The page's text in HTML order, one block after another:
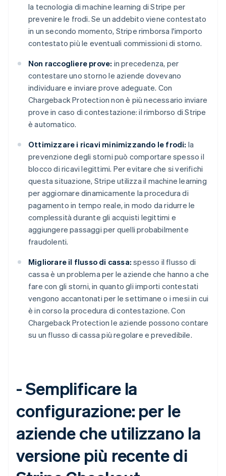
la tecnologia di machine learning di Stripe per
prevenire le frodi. Se un addebito viene contestato
in un secondo momento, Stripe rimborsa l'importo
contestato più le eventuali commissioni di storno.
Non raccogliere prove: in precedenza, per
contestare uno storno le aziende dovevano
individuare e inviare prove adeguate. Con
Chargeback Protection non è più necessario inviare
prove in caso di contestazione: il rimborso di Stripe
è automatico.
Ottimizzare i ricavi minimizzando le frodi: la
prevenzione degli storni può comportare spesso il
blocco di ricavi legittimi. Per evitare che si verifichi
questa situazione, Stripe utilizza il machine learning
per aggiornare dinamicamente la procedura di
pagamento in tempo reale, in modo da ridurre le
complessità durante gli acquisti legittimi e
aggiungere passaggi per quelli probabilmente
fraudolenti.
Migliorare il flusso di cassa: spesso il flusso di
cassa è un problema per le aziende che hanno a che
fare con gli storni, in quanto gli importi contestati
vengono accantonati per le settimane o i mesi in cui
è in corso la procedura di contestazione. Con
Chargeback Protection le aziende possono contare
su un flusso di cassa più regolare e prevedibile.
-Semplificare la
configurazione: per le
aziende che utilizzano la
versione più recente di
Australia
English
DeutschEnglish
Belgio
NederlandsFrançaisDeutschEnglish
Português English
Bulgaria
English
Canada
English
Croazia
English Italiano
Danimarca
Emirati Arabi Uniti
Estonia